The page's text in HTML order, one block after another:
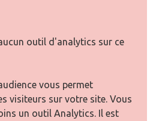
outil d'analytics sur ce
vous permet
visiteurs sur votre site. Vous
un outil Analytics. Il est